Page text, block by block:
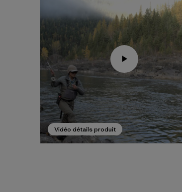
Vidéo détails produit